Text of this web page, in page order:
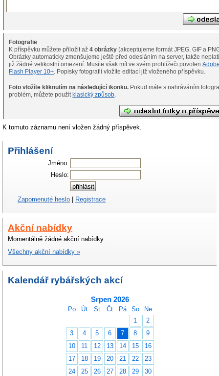
Fotografie
K příspěvku můžete přiložit až4 obrázky (akceptujeme formát JPEG, GIF a
Obrázky automaticky zmenšujeme ještě před odesláním na server, takže
již žádné velikostní omezení. Musíte však mít ve svém prohlížeči povolen
Flash Player 10+ . Popisky fotografií vložíte editací již vloženého příspěvku.
Foto vložíte kliknutím na následující ikonku.
problém, můžete použít klasický způsob.
K tomuto záznamu není vložen žádný příspěvek.
Přihlášení
Jméno:
Heslo:
Zapomenuté heslo | Registrace
Akční nabídky
Momentálně žádné akční nabídky.
Všechny akční nabídky »
Kalendář rybářských akcí
Srpen 2026
Po Út St Čt Pá So
Ne
1
2
3
4 5 6 7 8
9
10
11 12 13 14 15
16
17
18 19 20 21 22
23
24
25 26 27 28 29
30